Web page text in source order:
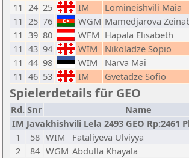
11 24 25 IM Lomineishvili Maia
11 25 76 WGM Mamedjarova
11 39 80 WFM Hapala Elisabeth
11 43 94 WIM Nikoladze Sopio
11 44 98 WIM Narva Mai
11 46 53 IM Gvetadze Sofio
Spielerdetails für GEO
Rd. Snr Name
IM Javakhishvili Lela 2493 GEO Rp:2461
1
58 WIM Fataliyeva Ulviyya
2
84 WGM Abdulla Khayala